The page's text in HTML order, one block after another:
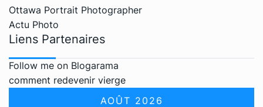
Ottawa Portrait Photographer
Actu Photo
Liens Partenaires
Follow me on Blogarama
comment redevenir vierge
AOÛT 2026